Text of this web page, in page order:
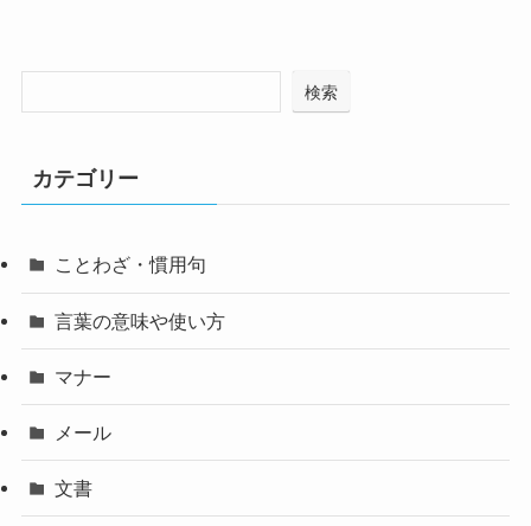
検索
カテゴリー
ことわざ・慣用句
言葉の意味や使い方
マナー
メール
文書